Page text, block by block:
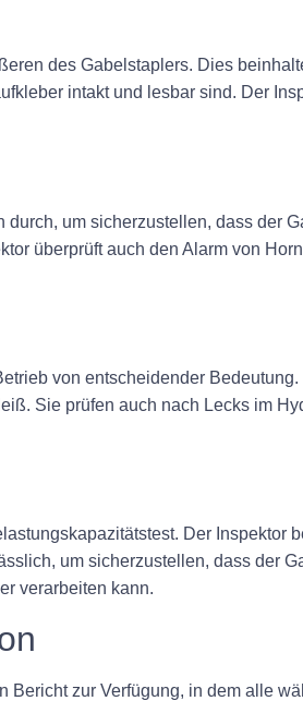
des Gabelstaplers. Dies
intakt und lesbar sind. Der
um sicherzustellen, dass der
überprüft auch den Alarm von
von entscheidender
Sie prüfen auch nach Lecks im
Der Inspektor
um sicherzustellen, dass der
verarbeiten kann.
zur Verfügung, in dem alle